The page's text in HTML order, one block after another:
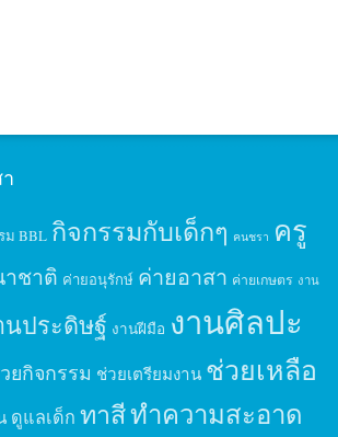
ม BBL กิจกรรมกับเด็กๆ คนชรา ครู
ชาติ ค่ายอนุรักษ์ ค่ายอาสา ค่ายเกษตร งาน
นประดิษฐ์ งานฝีมือ งานศิลปะ
ยกิจกรรม ช่วยเตรียมงาน ช่วยเหลือ
ดูแลเด็ก ทาสีทำความสะอาด